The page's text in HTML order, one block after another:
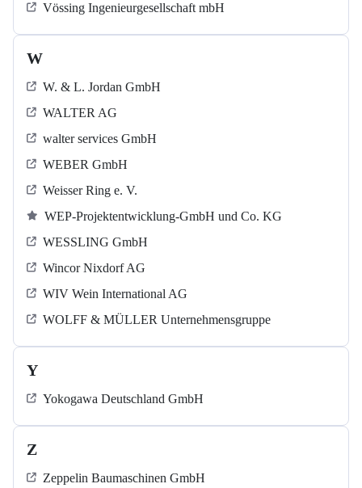
Vössing Ingenieurgesellschaft mbH
W
W. & L. Jordan GmbH
WALTER AG
walter services GmbH
WEBER GmbH
Weisser Ring e. V.
WEP-Projektentwicklung-GmbH und Co. KG
WESSLING GmbH
Wincor Nixdorf AG
WIV Wein International AG
WOLFF & MÜLLER Unternehmensgruppe
Y
Yokogawa Deutschland GmbH
Z
Zeppelin Baumaschinen GmbH